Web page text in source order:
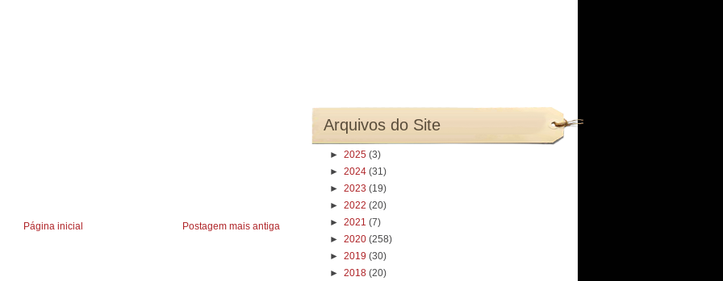
Postagem mais antiga
Página inicial
Arquivos do Site
► 2025 (3)
► 2024 (31)
► 2023 (19)
► 2022 (20)
► 2021 (7)
► 2020 (258)
► 2019 (30)
► 2018 (20)